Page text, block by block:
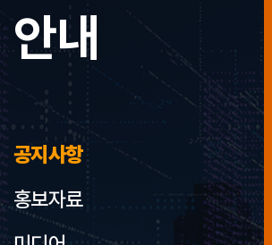
안내
공지사항
홍보자료